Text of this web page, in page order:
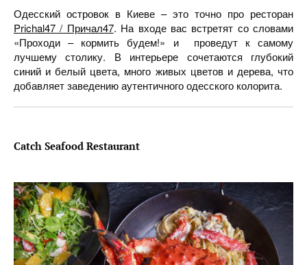
Одесский островок в Киеве – это точно про ресторан
Prichal47 / Причал47. На входе вас встретят со словами
«Проходи – кормить будем!» и проведут к самому
лучшему столику. В интерьере сочетаются глубокий
синий и белый цвета, много живых цветов и дерева, что
добавляет заведению аутентичного одесского колорита.
Catch Seafood Restaurant